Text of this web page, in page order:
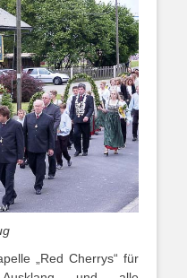
„Red Cherrys“ für